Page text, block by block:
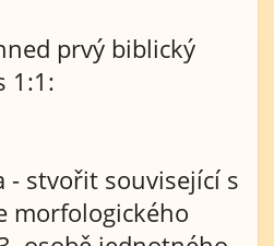
prvý biblický
1:1:
- stvořit související s
morfologického